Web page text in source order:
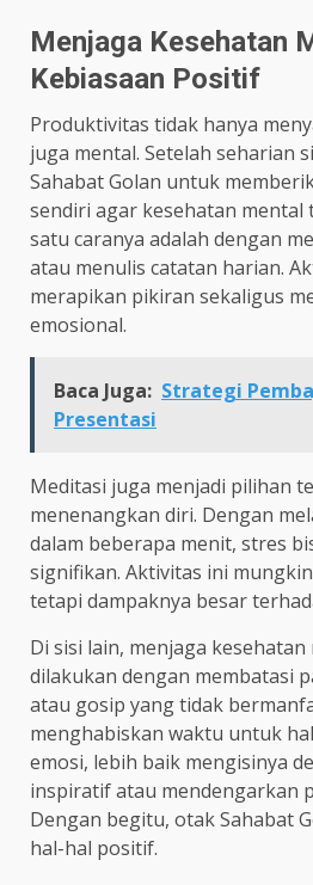
Menjaga Kesehatan
Kebiasaan Positif
Produktivitas tidak hanya
juga mental. Setelah seharian
Sahabat Golan untuk
sendiri agar kesehatan mental
satu caranya adalah dengan
atau menulis catatan harian.
merapikan pikiran sekaligus
emosional.
Baca Juga: Strategi
Presentasi
Meditasi juga menjadi pilihan
menenangkan diri. Dengan
dalam beberapa menit, stres
signifikan. Aktivitas ini
tetapi dampaknya besar
Di sisi lain, menjaga
dilakukan dengan membatasi
atau gosip yang tidak
menghabiskan waktu untuk
emosi, lebih baik mengisinya
inspiratif atau mendengarkan
Dengan begitu, otak Sahabat
hal-hal positif.